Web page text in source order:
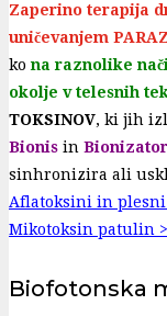
Zaperino terapija
uničevanjem
kona raznolike
okolje v telesnih
TOKSINOV, ki jih
Bionis in Bionizator
sinhronizira ali
Aflatoksini in plesni
Mikotoksin patulin
Biofotonska